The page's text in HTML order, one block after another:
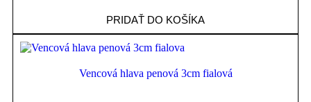
PRIDAŤ DO KOŠÍKA
Vencová hlava penová 3cm fialová